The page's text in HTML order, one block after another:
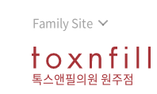
Family Site
톡스앤필의원 원주점